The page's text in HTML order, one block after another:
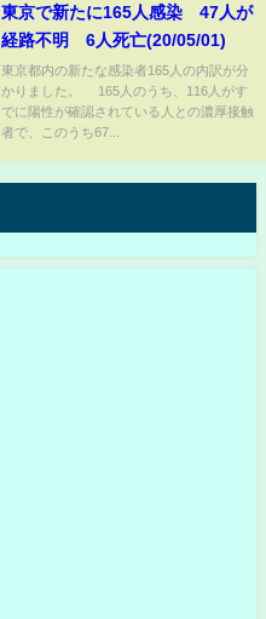
東京で新たに165人感染 47人が
経路不明 6人死亡(20/05/01)
東京都内の新たな感染者165人の内訳が分
かりました。 165人のうち、116人がす
でに陽性が確認されている人との濃厚接触
者で、このうち67...